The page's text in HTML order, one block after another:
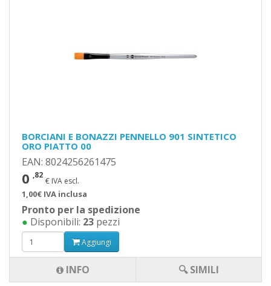
BORCIANI E BONAZZI PENNELLO 901 SINTETICO
ORO PIATTO 00
EAN: 8024256261475
0 ,82
€ IVA escl.
1,00€ IVA inclusa
Pronto per la spedizione
● Disponibili: 23 pezzi
Aggiungi
INFO 🔍 SIMILI